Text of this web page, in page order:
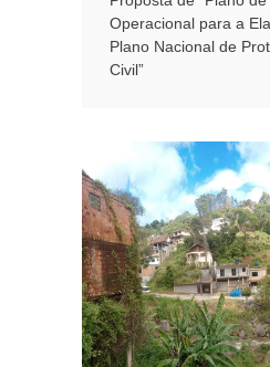
Operacional para a
Plano Nacional de
Civil”